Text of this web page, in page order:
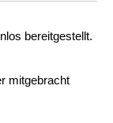
bereitgestellt.
mitgebracht